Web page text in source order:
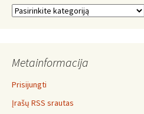
Temos
Metainformacija
Prisijungti
Įrašų RSS srautas